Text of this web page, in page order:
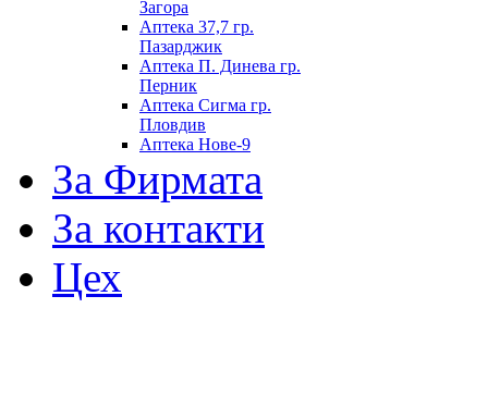
Загора
Аптека 37,7 гр.
Пазарджик
Аптека П. Динева гр.
Перник
Аптека Сигма гр.
Пловдив
Аптека Нове-9
За Фирмата
За контакти
Цех